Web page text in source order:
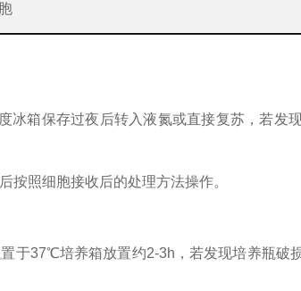
冰箱保存过夜后转入液氮或直接复苏，若发
按照细胞接收后的处理方法操作。
于37℃培养箱放置约2-3h，若发现培养瓶破